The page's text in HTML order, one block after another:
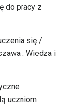
do pracy z
się /
: Wiedza i
uczniom